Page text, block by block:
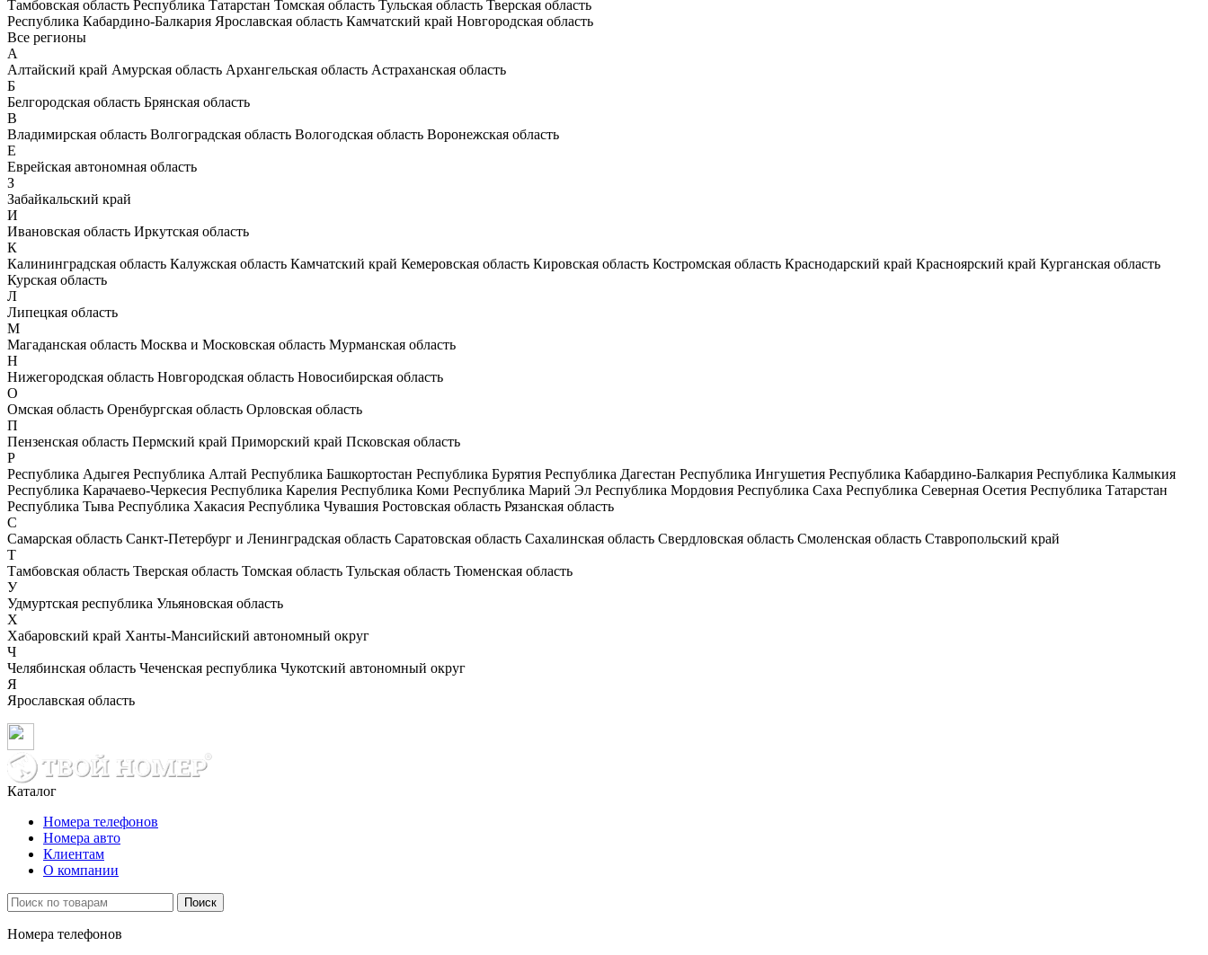
Тамбовская область Республика Татарстан Томская область Тульская область Тверская область
Республика Кабардино-Балкария Ярославская область Камчатский край Новгородская область
Все регионы
А
Алтайский край Амурская область Архангельская область Астраханская область
Б
Белгородская область Брянская область
В
Владимирская область Волгоградская область Вологодская область Воронежская область
Е
Еврейская автономная область
З
Забайкальский край
И
Ивановская область Иркутская область
К
Калининградская область Калужская область Камчатский край Кемеровская область Кировская область Костромская область Краснодарский край Красноярский край Курганская область
Курская область
Л
Липецкая область
М
Магаданская область Москва и Московская область Мурманская область
Н
Нижегородская область Новгородская область Новосибирская область
О
Омская область Оренбургская область Орловская область
П
Пензенская область Пермский край Приморский край Псковская область
Р
Республика Адыгея Республика Алтай Республика Башкортостан Республика Бурятия Республика Дагестан Республика Ингушетия Республика Кабардино-Балкария Республика Калмыкия
Республика Карачаево-Черкесия Республика Карелия Республика Коми Республика Марий Эл Республика Мордовия Республика Саха Республика Северная Осетия Республика Татарстан
Республика Тыва Республика Хакасия Республика Чувашия Ростовская область Рязанская область
С
Самарская область Санкт-Петербург и Ленинградская область Саратовская область Сахалинская область Свердловская область Смоленская область Ставропольский край
Т
Тамбовская область Тверская область Томская область Тульская область Тюменская область
У
Удмуртская республика Ульяновская область
Х
Хабаровский край Ханты-Мансийский автономный округ
Ч
Челябинская область Чеченская республика Чукотский автономный округ
Я
Ярославская область
Каталог
Номера телефонов
Номера авто
Клиентам
О компании
Поиск
Номера телефонов